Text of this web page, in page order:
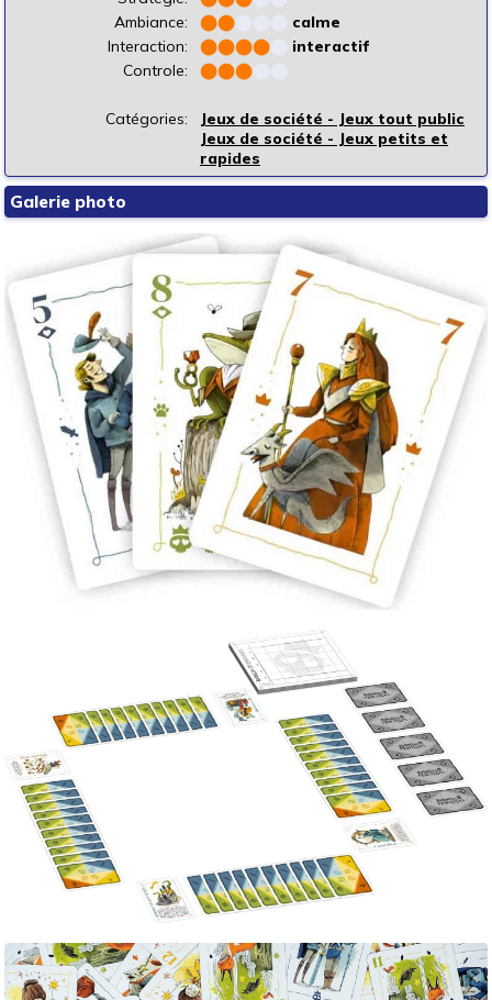
Ambiance:
⬤⬤
calme
Interaction:
⬤⬤⬤⬤
interactif
Controle:
⬤⬤⬤
Catégories:
Jeux de société - Jeux tout public
Jeux de société - Jeux petits et
rapides
Galerie photo